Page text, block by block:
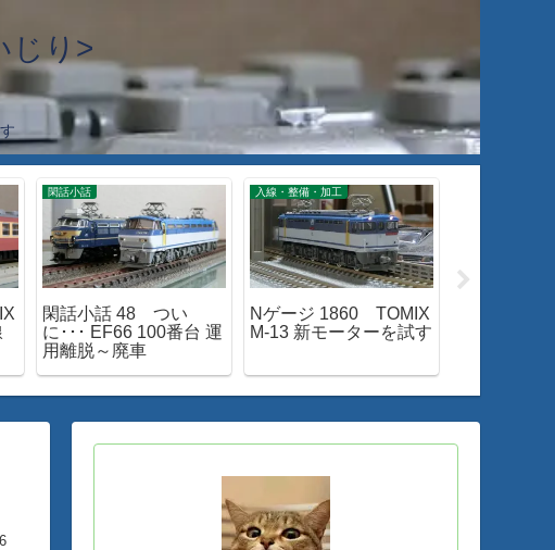
じり>
閑話小話
閑話小話 48 つい
に･･･ EF66 100番台 運
用離脱～廃車
入線・整備・加工
Nゲージ 1860 TOMIX
M-13 新モーターを試す